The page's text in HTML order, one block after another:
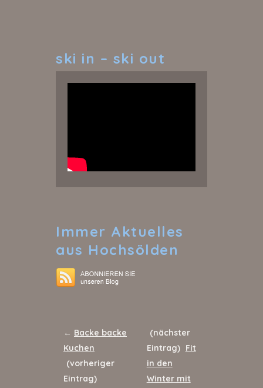
ski in – ski out
Immer Aktuelles
aus Hochsölden
← Backe backe
Kuchen
(vorheriger
Eintrag)
(nächster
Eintrag) Fit
in den
Winter mit